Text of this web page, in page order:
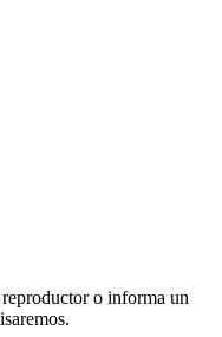
o informa un